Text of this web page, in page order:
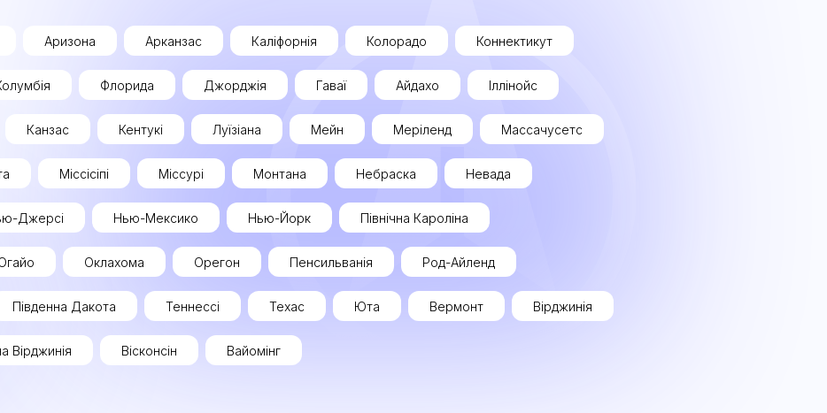
Аризона Арканзас Каліфорнія Колорадо Коннектикут
Флорида Джорджія Гаваї Айдахо Іллінойс
Канзас Кентукі Луїзіана Мейн Меріленд Массачусетс
Міссісіпі Міссурі Монтана Небраска Невада
Джерсі Нью-Мексико Нью-Йорк Північна Кароліна
Оклахома Орегон Пенсильванія Род-Айленд
Південна Дакота Теннессі Техас Юта Вермонт Вірджинія
Вірджинія Вісконсін Вайомінг